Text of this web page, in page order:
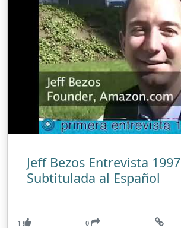
Jeff Bezos Entrevista 1997
Subtitulada al Español
1 0